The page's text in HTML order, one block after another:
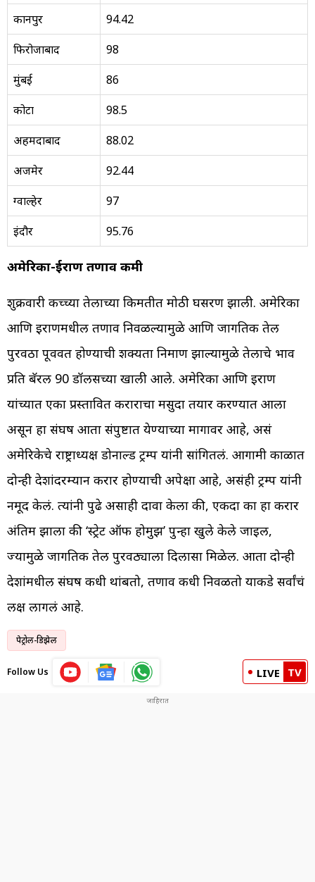
कानपुर
94.42
फिरोजाबाद
98
मुंबई
86
कोटा
98.5
अहमदाबाद
88.02
अजमेर
92.44
ग्वाल्हेर
97
इंदौर
95.76
अमेरिका-ईराण तणाव कमी
शुक्रवारी कच्च्या तेलाच्या किमतीत मोठी घसरण झाली. अमेरिका
आणि इराणमधील तणाव निवळल्यामुळे आणि जागतिक तेल
पुरवठा पूर्ववत होण्याची शक्यता निर्माण झाल्यामुळे तेलाचे भाव
प्रति बॅरल 90 डॉलर्सच्या खाली आले. अमेरिका आणि इराण
यांच्यात एका प्रस्तावित कराराचा मसुदा तयार करण्यात आला
असून हा संघर्ष आता संपुष्टात येण्याच्या मार्गावर आहे, असं
अमेरिकेचे राष्ट्राध्यक्ष डोनाल्ड ट्रम्प यांनी सांगितलं. आगामी काळात
दोन्ही देशांदरम्यान करार होण्याची अपेक्षा आहे, असंही ट्रम्प यांनी
नमूद केलं. त्यांनी पुढे असाही दावा केला की, एकदा का हा करार
अंतिम झाला की ‘स्ट्रेट ऑफ होर्मुझ’ पुन्हा खुले केले जाईल,
ज्यामुळे जागतिक तेल पुरवठ्याला दिलासा मिळेल. आता दोन्ही
देशांमधील संघर्ष कधी थांबतो, तणाव कधी निवळतो याकडे सर्वांचं
लक्ष लागलं आहे.
पेट्रोल-डिझेल
Follow Us LIVE TV